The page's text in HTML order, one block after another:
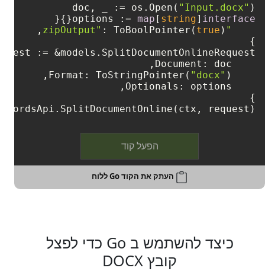
doc, _ := os.Open( "Input.docx"
options := map [ string] interface
"zipOutput"
: ToBoolPointer( true
"docx"
request)
הפעל קוד
העתק את הקוד Go ללוח
כיצד להשתמש ב Go כדי לפצל
קובץ DOCX